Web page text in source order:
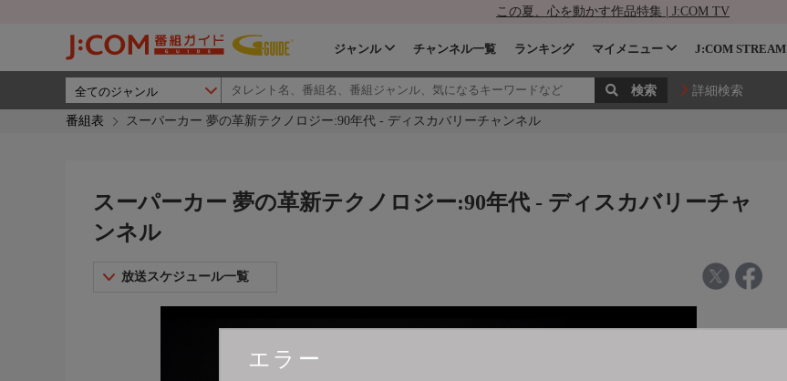
この夏、心を動かす作品特集 | J:COM TV
ジャンル チャンネル一覧 ランキング マイメニュー J:COM STREAM
詳細検索
番組表 スーパーカー 夢の革新テクノロジー:90年代 - ディスカバリーチャンネル
エラー
スーパーカー 夢の革新テクノロジー:90年代 - ディスカバリーチャ
ンネル
放送スケジュール一覧